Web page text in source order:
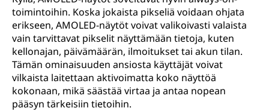
toimintoihin. Koska jokaista pikseliä voidaan ohjata
erikseen, AMOLED-näytöt voivat valikoivasti valaista
vain tarvittavat pikselit näyttämään tietoja, kuten
kellonajan, päivämäärän, ilmoitukset tai akun tilan.
Tämän ominaisuuden ansiosta käyttäjät voivat
vilkaista laitettaan aktivoimatta koko näyttöä
kokonaan, mikä säästää virtaa ja antaa nopean
pääsyn tärkeisiin tietoihin.